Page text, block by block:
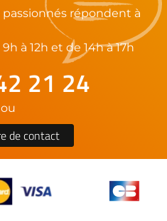
répondent à
à 12h et de 14h à 17h
21 24
ou
de contact